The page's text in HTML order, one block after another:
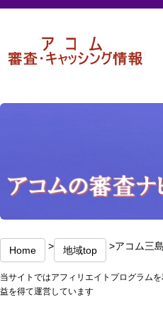
Home > 地域top >アコム三
当サイトではアフィリエイトプログラム
益を得て運営しています